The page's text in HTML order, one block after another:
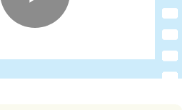
Play